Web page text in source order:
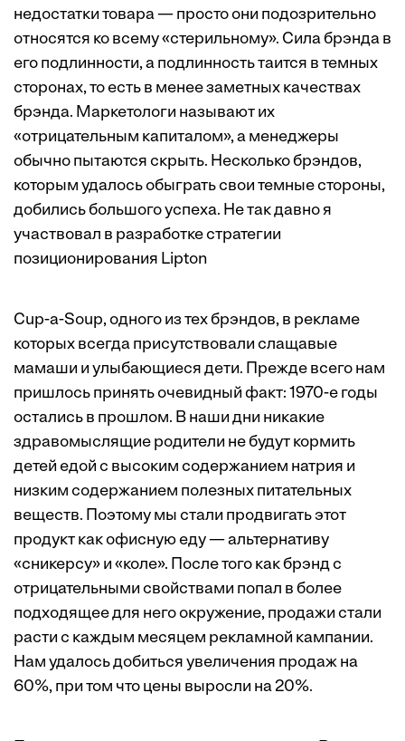
недостатки товара — просто они подозрительно
относятся ко всему «стерильному». Сила брэнда в
его подлинности, а подлинность таится в темных
сторонах, то есть в менее заметных качествах
брэнда. Маркетологи называют их
«отрицательным капиталом», а менеджеры
обычно пытаются скрыть. Несколько брэндов,
которым удалось обыграть свои темные стороны,
добились большого успеха. Не так давно я
участвовал в разработке стратегии
позиционирования Lipton
Cup-a-Soup, одного из тех брэндов, в рекламе
которых всегда присутствовали слащавые
мамаши и улыбающиеся дети. Прежде всего нам
пришлось принять очевидный факт: 1970-е годы
остались в прошлом. В наши дни никакие
здравомыслящие родители не будут кормить
детей едой с высоким содержанием натрия и
низким содержанием полезных питательных
веществ. Поэтому мы стали продвигать этот
продукт как офисную еду — альтернативу
«сникерсу» и «коле». После того как брэнд с
отрицательными свойствами попал в более
подходящее для него окружение, продажи стали
расти с каждым месяцем рекламной кампании.
Нам удалось добиться увеличения продаж на
60%, при том что цены выросли на 20%.